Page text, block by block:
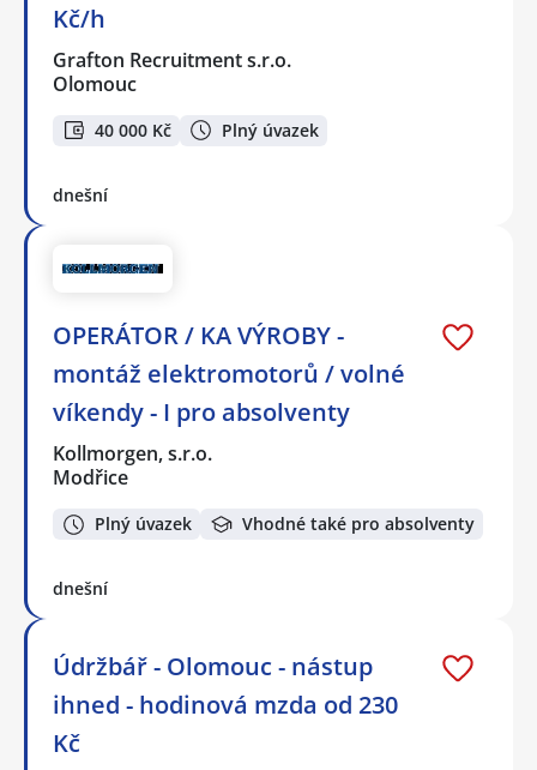
Kč/h
Grafton Recruitment s.r.o.
Olomouc
40 000 Kč Plný úvazek
dnešní
OPERÁTOR / KA VÝROBY -
montáž elektromotorů / volné
víkendy - I pro absolventy
Kollmorgen, s.r.o.
Modřice
Plný úvazek Vhodné také pro absolventy
dnešní
Údržbář - Olomouc - nástup
ihned - hodinová mzda od 230
Kč